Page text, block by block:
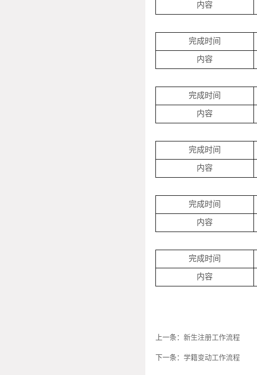
内容
完成时间
内容
完成时间
内容
完成时间
内容
完成时间
内容
完成时间
内容
上一条： 新生注册工作流程
下一条： 学籍变动工作流程